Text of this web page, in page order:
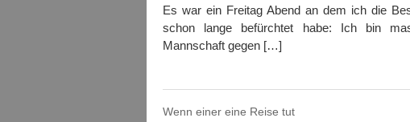
Es war ein Freitag Abend an dem ich die
schon lange befürchtet habe: Ich bin
Mannschaft gegen […]
Wenn einer eine Reise tut